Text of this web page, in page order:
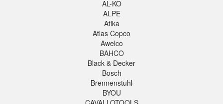
AL-KO
ALPE
Atika
Atlas Copco
Awelco
BAHCO
Black & Decker
Bosch
Brennenstuhl
BYOU